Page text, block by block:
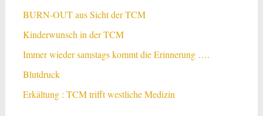
BURN-OUT aus Sicht der TCM
Kinderwunsch in der TCM
Immer wieder samstags kommt die Erinnerung ….
Blutdruck
Erkältung : TCM trifft westliche Medizin